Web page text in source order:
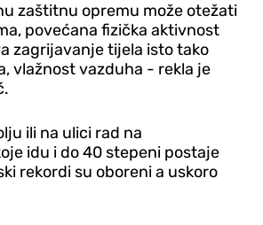
zaštitnu opremu može otežati
povećana fizička aktivnost
zagrijavanje tijela isto tako
vlažnost vazduha - rekla je
ili na ulici rad na
idu i do 40 stepeni postaje
rekordi su oboreni a uskoro